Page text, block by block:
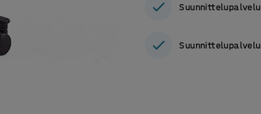
Suunnittelupalvelu
Suunnittelupalvelu